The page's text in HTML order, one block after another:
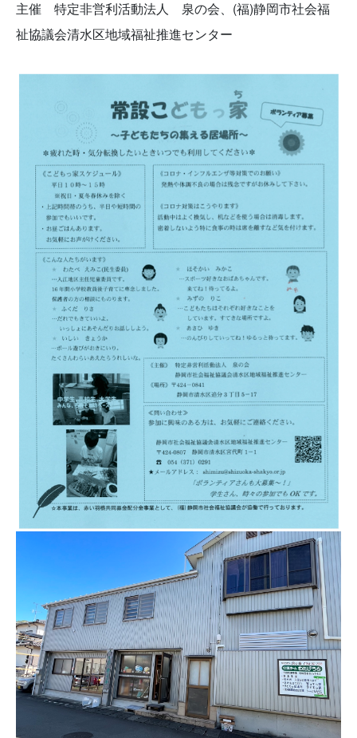
主催 特定非営利活動法人 泉の会、(福)静岡市社会福
祉協議会清水区地域福祉推進センター